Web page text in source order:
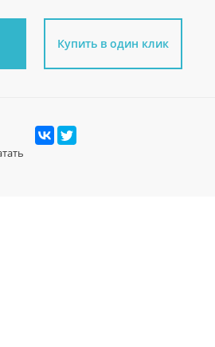
Купить в один клик